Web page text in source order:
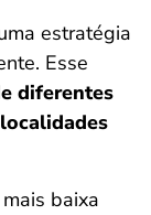
estratégia
Esse
diferentes
baixa